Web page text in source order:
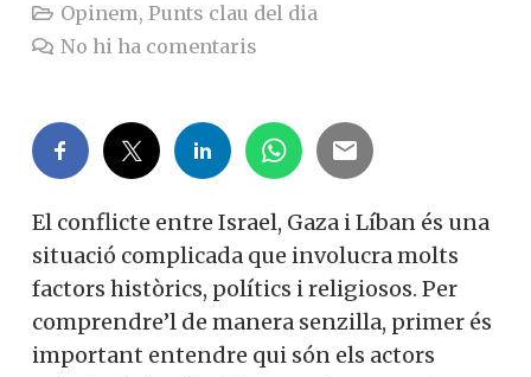
Opinem,Punts clau del dia
No hi ha comentaris
El conflicte entre Israel, Gaza i Líban és una
situació complicada que involucra molts
factors històrics, polítics i religiosos. Per
comprendre’l de manera senzilla, primer és
important entendre qui són els actors